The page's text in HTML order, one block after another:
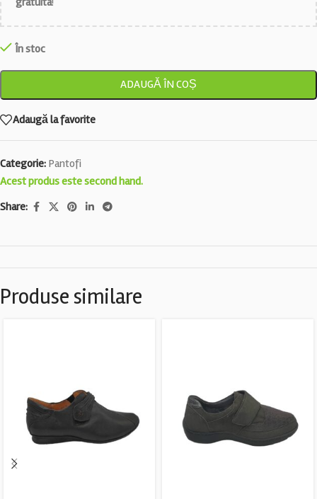
În stoc
ADAUGĂ ÎN COȘ
Adaugă la favorite
Categorie: Pantofi
Acest produs este second hand.
Share:
Produse similare